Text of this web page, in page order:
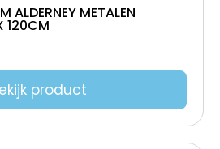
cm - 88 Blokken
ALDERNEY METALEN
120CM
product